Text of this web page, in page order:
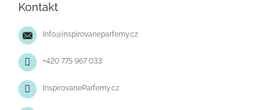
Kontakt
Info@inspirovaneparfemy.cz
+420 775 967 033
InspirovaneParfemy.cz